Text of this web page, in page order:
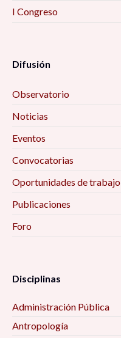
I Congreso
Difusión
Observatorio
Noticias
Eventos
Convocatorias
Oportunidades de trabajo
Publicaciones
Foro
Disciplinas
Administración Pública
Antropología